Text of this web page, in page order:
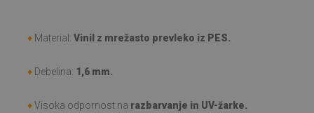
♦ Material: Vinil z mrežasto prevleko iz PES.
♦ Debelina: 1,6 mm.
♦Visoka odpornost na razbarvanje in UV-žarke.